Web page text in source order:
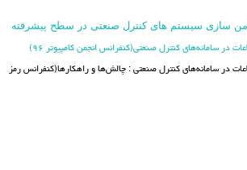
سازی سیستم های کنترل صنعتی در سطح پیشرفته
در سامانه‌های کنترل صنعتی(کنفرانس انجمن کامپیوتر ۹۶)
در سامانه‌های کنترل صنعتی : چالش‌ها و راهکارها(کنفرانس رمز